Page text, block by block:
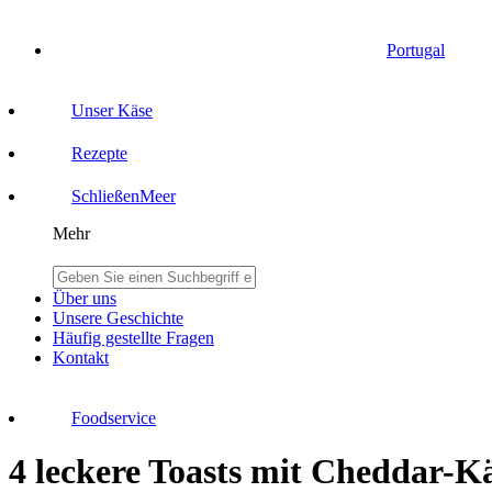
Portugal
Unser Käse
Rezepte
SchließenMeer
Mehr
Über uns
Unsere Geschichte
Häufig gestellte Fragen
Kontakt
Foodservice
4 leckere Toasts mit Cheddar-